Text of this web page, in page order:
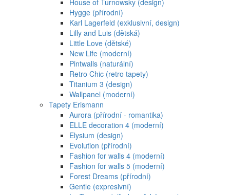
House of Turnowsky (design)
Hygge (přírodní)
Karl Lagerfeld (exklusivní, design)
Lilly and Luis (dětská)
Little Love (dětské)
New Life (moderní)
Pintwalls (naturální)
Retro Chic (retro tapety)
Titanium 3 (design)
Wallpanel (moderní)
Tapety Erismann
Aurora (přírodní - romantika)
ELLE decoration 4 (moderní)
Elysium (design)
Evolution (přírodní)
Fashion for walls 4 (moderní)
Fashion for walls 5 (moderní)
Forest Dreams (přírodní)
Gentle (expresivní)